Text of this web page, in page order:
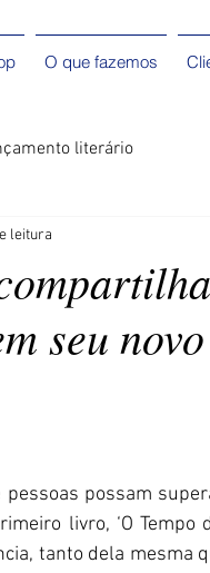
O que fazemos
literário
seu
leitura
possam
livro, ‘O Tempo
tanto dela mesma